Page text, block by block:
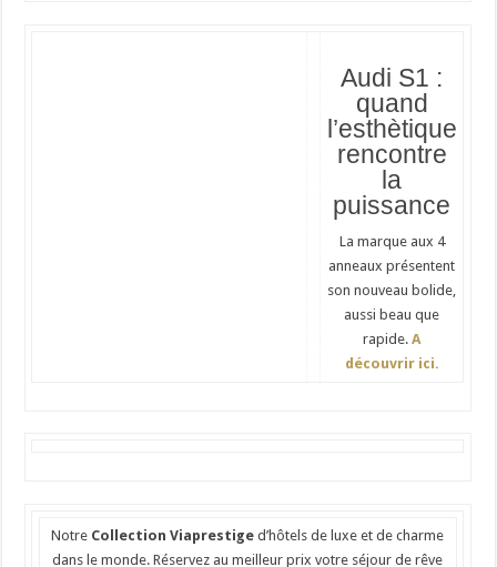
Audi S1 :
quand
l’esthètique
rencontre
la
puissance
La marque aux 4
anneaux présentent
son nouveau bolide,
aussi beau que
rapide.A
découvrir ici.
Notre Collection Viaprestige d’hôtels de luxe et de charme
dans le monde. Réservez au meilleur prix votre séjour de rêve